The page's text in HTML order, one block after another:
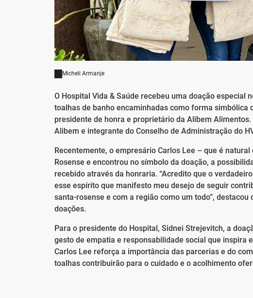
Micheli Armanje
O Hospital Vida & Saúde recebeu uma doação especial
toalhas de banho encaminhadas como forma simbólica
presidente de honra e proprietário da Alibem
Alibem e integrante do Conselho de Administração do
Recentemente, o empresário Carlos Lee – que é
Rosense e encontrou no símbolo da doação, a
recebido através da honraria. “Acredito que o
esse espírito que manifesto meu desejo de seguir
santa-rosense e com a região como um todo”,
doações.
Para o presidente do Hospital, Sidnei Strejevitch, a
gesto de empatia e responsabilidade social que inspira
Carlos Lee reforça a importância das parcerias e do
toalhas contribuirão para o cuidado e o acolhimento